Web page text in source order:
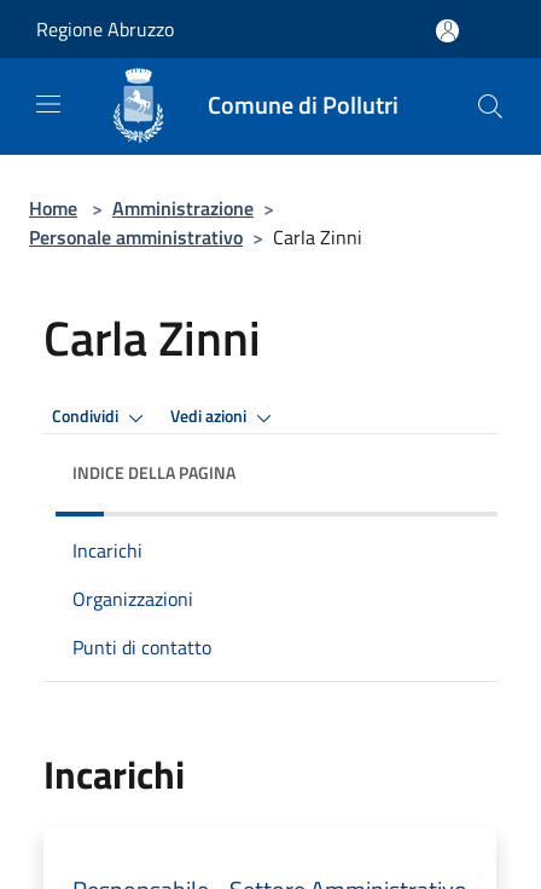
Regione Abruzzo
Comune di Pollutri
Home > Amministrazione >
Personale amministrativo > Carla Zinni
Carla Zinni
Condividi Vedi azioni
INDICE DELLA PAGINA
Incarichi
Organizzazioni
Punti di contatto
Incarichi